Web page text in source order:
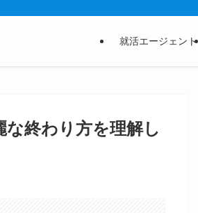
就活エージェント
終わり方を理解し